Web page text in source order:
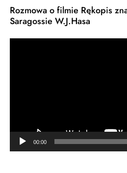
Rozmowa o filmie Rękopis
Saragossie W.J.Hasa
00:00